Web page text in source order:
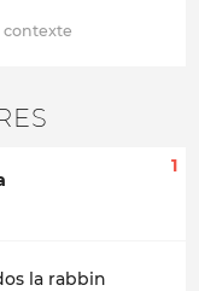
1
la rabbin